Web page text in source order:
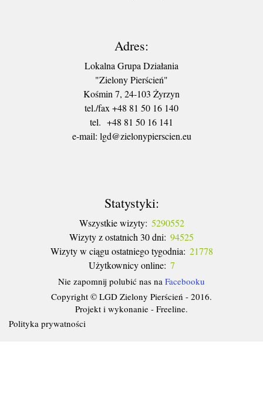
Adres:
Lokalna Grupa Działania
"Zielony Pierścień"
Kośmin 7, 24-103 Żyrzyn
tel./fax +48 81 50 16 140
tel. +48 81 50 16 141
​e-mail: lgd@zielonypierscien.eu
Statystyki:
Wszystkie wizyty: 5290552
Wizyty z ostatnich 30 dni: 94525
Wizyty w ciągu ostatniego tygodnia: 21778
Użytkownicy online: 7
Nie zapomnij polubić nas na Facebooku
Copyright © LGD Zielony Pierścień - 2016.
Projekt i wykonanie - Freeline.
Polityka prywatności